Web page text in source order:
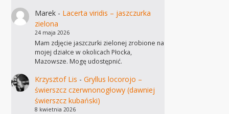
Marek- Lacerta viridis – jaszczurka
zielona
24 maja 2026
Mam zdjęcie jaszczurki zielonej zrobione na
mojej działce w okolicach Płocka,
Mazowsze. Mogę udostępnić.
Krzysztof Lis - Gryllus locorojo –
świerszcz czerwnonogłowy (dawniej
świerszcz kubański)
8 kwietnia 2026